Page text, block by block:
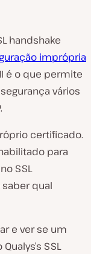
handshake
imprópria
é o que permite
vários
certificado.
para
SSL
qual
e ver se um
SSL